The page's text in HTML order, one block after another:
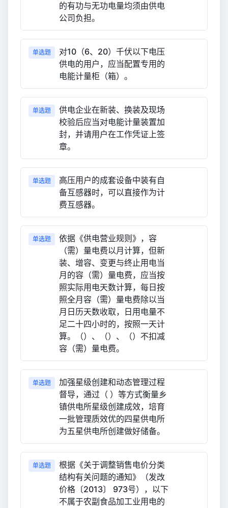
的有功与无功电量均须由供电
公司负担。
单选题
对10（6、20）千伏以下电压
供电的用户，应当配置专用的
电能计量柜（箱）。
单选题
供电企业在新装、换装及现场
校验后应当对电能计量装置加
封，并请用户在工作凭证上签
章。
单选题
高压用户的成套设备中装有自
备互感器时，可以直接作为计
费互感器。
单选题
依据《供电营业规则》，容
（需）量电费以月计算，但新
装、增容、变更与终止用电当
月的容（需）量电费，应当按
照实际用电天数计算，每日按
照全月容（需）量电费除以当
月日历天数收取，日用电量不
足二十四小时的，按照一天计
算。（）、（）、（）不扣减
容（需）量电费。
单选题
加强星级创建和动态管理过程
督导，通过（ ）等方式衡量乡
镇供电所星级创建成效，培育
一批管理质效优的四星供电所
为五星供电所创建做好储备。
单选题
根据《关于调整销售电价分类
结构有关问题的通知》（发改
价格〔2013〕 973号），以下
不属于农副食品加工业用电的